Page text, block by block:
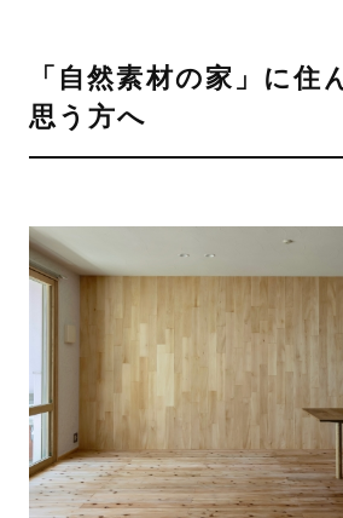
「自然素材の家」に住
思う方へ